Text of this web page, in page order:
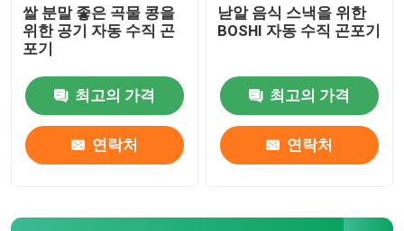
쌀 분말 좋은 곡물 콩을
위한 공기 자동 수직 곤
포기
최고의 가격
연락처
낟알 음식 스낵을 위한
BOSHI 자동 수직 곤포기
최고의 가격
연락처